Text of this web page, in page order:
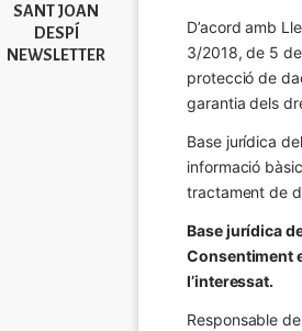
SANT JOAN
DESPÍ
NEWSLETTER
D’acord amb
3/2018, de 5
protecció de
garantia dels
Base jurídica
informació
tractament de
Base jurídica
Consentiment
l’interessat.
Responsable